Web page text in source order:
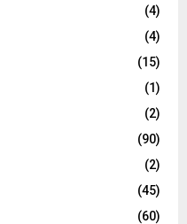
(4)
(4)
(15)
(1)
(2)
(90)
(2)
(45)
(60)